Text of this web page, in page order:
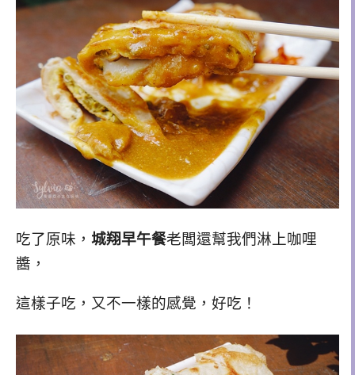
吃了原味， 城翔早午餐老闆還幫我們淋上咖哩
醬，
這樣子吃，又不一樣的感覺，好吃！